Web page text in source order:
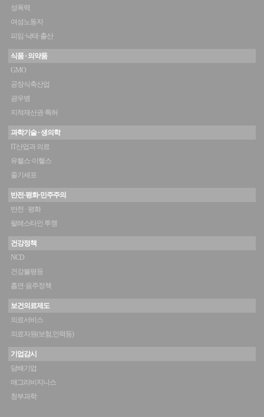
성폭력
여성노동자
피임·낙태·출산
식품 · 의약품
GMO
공장식축산업
광우병
지적재산권·특허
과학기술 · 생의학
IT산업과 의료
유헬스·이헬스
줄기세포
반전·평화·민주주의
반전 · 평화
팔레스타인 투쟁
건강정책
NCD
건강불평등
흡연·음주정책
보건의료제도
의료서비스
의료자원(보험,인력등)
기업감시
담배기업
애그리비지니스
청부과학